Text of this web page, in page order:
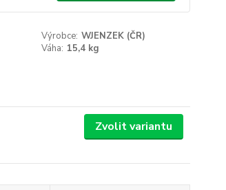
Výrobce: WJENZEK (ČR)
Váha: 15,4 kg
Zvolit variantu